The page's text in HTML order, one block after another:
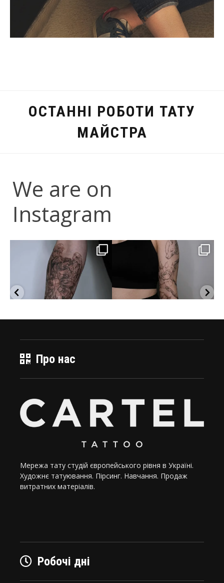
ОСТАННІ РОБОТИ ТАТУ
МАЙСТРА
We are on
Instagram
Про нас
Мережа тату студій європейського рівня в Україні.
Художнє татуювання. Пірсинг. Навчання. Продаж
витратних матеріалів.
Робочі дні